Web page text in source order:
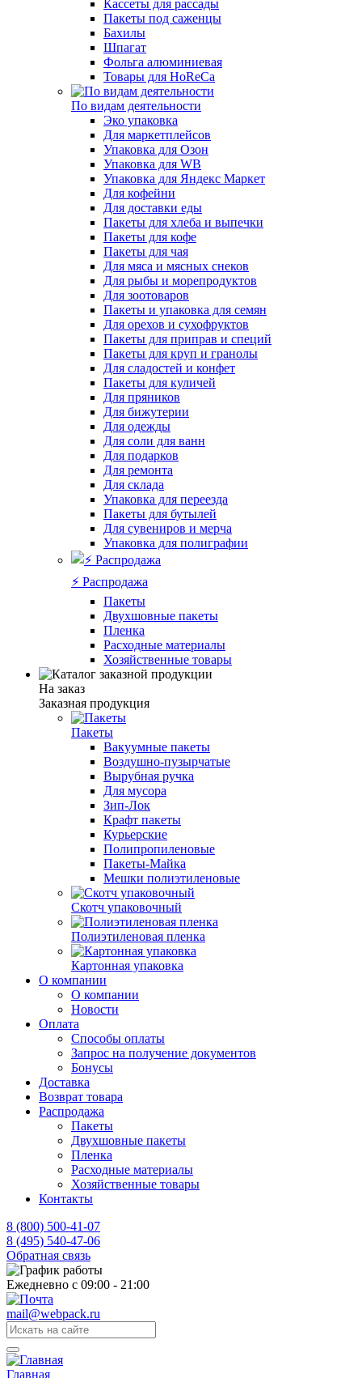
Кассеты для рассады
Пакеты под саженцы
Бахилы
Шпагат
Фольга алюминиевая
Товары для HoReCa
По видам деятельности
Эко упаковка
Для маркетплейсов
Упаковка для Озон
Упаковка для WB
Упаковка для Яндекс Маркет
Для кофейни
Для доставки еды
Пакеты для хлеба и выпечки
Пакеты для кофе
Пакеты для чая
Для мяса и мясных снеков
Для рыбы и морепродуктов
Для зоотоваров
Пакеты и упаковка для семян
Для орехов и сухофруктов
Пакеты для приправ и специй
Пакеты для круп и гранолы
Для сладостей и конфет
Пакеты для куличей
Для пряников
Для бижутерии
Для одежды
Для соли для ванн
Для подарков
Для ремонта
Для склада
Упаковка для переезда
Пакеты для бутылей
Для сувениров и мерча
Упаковка для полиграфии
⚡️ Распродажа
Пакеты
Двухшовные пакеты
Пленка
Расходные материалы
Хозяйственные товары
На заказ
Заказная продукция
Пакеты
Вакуумные пакеты
Воздушно-пузырчатые
Вырубная ручка
Для мусора
Зип-Лок
Крафт пакеты
Курьерские
Полипропиленовые
Пакеты-Майка
Мешки полиэтиленовые
Скотч упаковочный
Полиэтиленовая пленка
Картонная упаковка
О компании
О компании
Новости
Оплата
Способы оплаты
Запрос на получение документов
Бонусы
Доставка
Возврат товара
Распродажа
Пакеты
Двухшовные пакеты
Пленка
Расходные материалы
Хозяйственные товары
Контакты
8 (800) 500-41-07
8 (495) 540-47-06
Обратная связь
Ежедневно с 09:00 - 21:00
mail@webpack.ru
Главная